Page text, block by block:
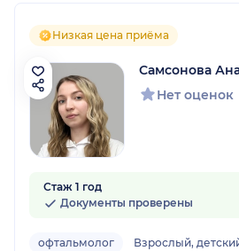
Низкая цена приёма
Самсонова
Нет оценок
Стаж 1 год
Документы проверены
офтальмолог Взрослый,